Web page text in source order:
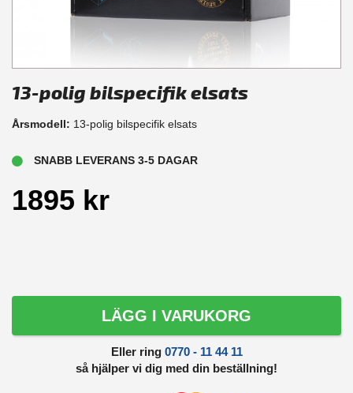
13-polig bilspecifik elsats
Årsmodell: 13-polig bilspecifik elsats
SNABB LEVERANS 3-5 DAGAR
1895 kr
LÄGG I VARUKORG
Eller ring 0770 - 11 44 11
så hjälper vi dig med din beställning!